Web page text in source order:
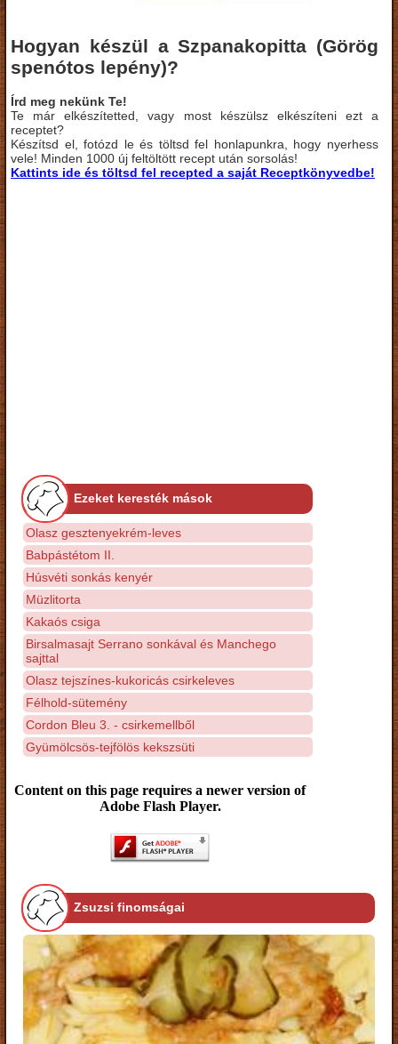
Hogyan készül a Szpanakopitta (Görög
spenótos lepény)?
Írd meg nekünk Te!
Te már elkészítetted, vagy most készülsz elkészíteni ezt a
receptet?
Készítsd el, fotózd le és töltsd fel honlapunkra, hogy nyerhess
vele! Minden 1000 új feltöltött recept után sorsolás!
Kattints ide és töltsd fel recepted a saját Receptkönyvedbe!
Ezeket keresték mások
Olasz gesztenyekrém-leves
Babpástétom II.
Húsvéti sonkás kenyér
Müzlitorta
Kakaós csiga
Birsalmasajt Serrano sonkával és Manchego
sajttal
Olasz tejszínes-kukoricás csirkeleves
Félhold-sütemény
Cordon Bleu 3. - csirkemellből
Gyümölcsös-tejfölös kekszsüti
Content on this page requires a newer version of
Adobe Flash Player.
Zsuzsi finomságai